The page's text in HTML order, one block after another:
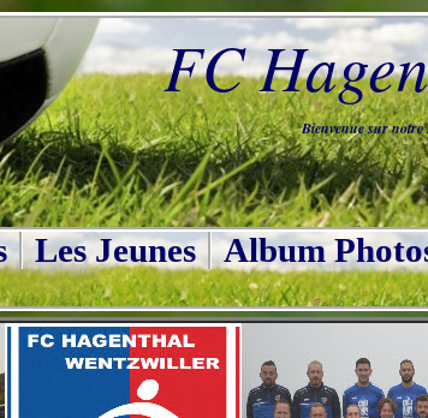
FC
Bienvenue sur
Les Jeunes Album